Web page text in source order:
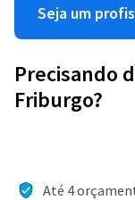
Seja um
Precisando
Friburgo?
Até 4